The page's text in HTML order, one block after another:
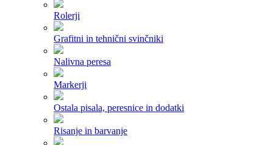
Rolerji
Grafitni in tehnični svinčniki
Nalivna peresa
Markerji
Ostala pisala, peresnice in dodatki
Risanje in barvanje